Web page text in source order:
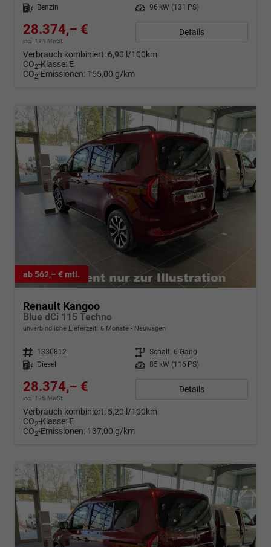
Kraftstoff
Benzin Leistung 96 kW (131 PS)
28.374,– €
incl. 19% MwSt.
Details
Verbrauch kombiniert: 6,90 l/100km
CO2-Klasse: E
CO2-Emissionen: 155,00 g/km
ab 562,– € mtl.
Renault Kangoo
Blue dCi 115 Techno
unverbindliche Lieferzeit: 6 Monate Neuwagen
Fahrzeugnr. 1330812 Getriebe Schalt. 6-Gang
Kraftstoff
Diesel Leistung 85 kW (116 PS)
28.374,– €
incl. 19% MwSt.
Details
Verbrauch kombiniert: 5,20 l/100km
CO2-Klasse: E
CO2-Emissionen: 137,00 g/km